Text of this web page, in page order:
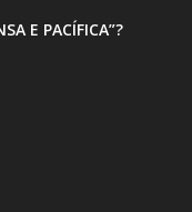
E PACÍFICA”?